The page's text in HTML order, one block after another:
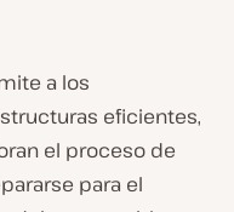
a los
eficientes,
el proceso de
para el